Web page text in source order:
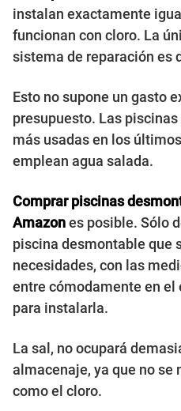
instalan exactamente
funcionan con cloro. La
sistema de reparación es
Esto no supone un gasto
presupuesto. Las
más usadas en los
emplean agua salada.
Comprar piscinas
Amazones posible. Sólo
piscina desmontable que
necesidades, con las
entre cómodamente en el
para instalarla.
La sal, no ocupará
almacenaje, ya que no se
como el cloro.